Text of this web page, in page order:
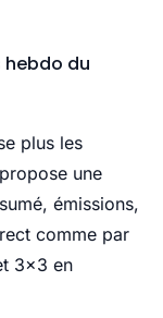
hebdo du
plus les
une
émissions,
comme par
3x3 en